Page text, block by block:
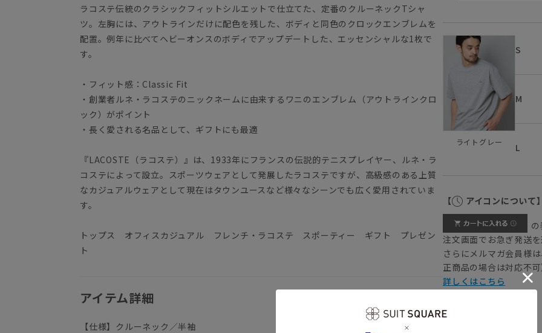
ラコステ伝統のクラシックフィットシルエットで仕立てた、定番のクルーネックTシャ
ツ。左胸には、アウトラインだけに配色を残した、ボディと同色のクロックエンブレムを
配置。例年に比べてヘビーオンスのボディでアップデートした、エッセンシャルな1枚で
す。
・フィット感：Classic Fit
・創業者ルネ・ラコステのニックネームに由来するワニのエンブレム（アウトラインクロ
ック）がポイント
・長く愛される名品として、ギフトにも最適
『LACOSTE（ラコステ）』は、1933年にフランスの伝説的テニスプレイヤー、ルネ・ラ
コステによって設立。スポーツウェアとして発展したラコステですが、高級感のある上質
なカジュアルウェアとして現在はタウンユースなど様々なシーンでも広く愛用されていま
す。
トップス オフィスカジュアル フレンチ・ラコステ スポーティー ギフト プレゼン
ト
アイテム詳細
【仕様】クルーネック／半袖
ライトグレー
S
M
L
【 アイコンについて】
の
注文画面でお急ぎ発送を
さらにメルマガ会員様
正商品の場合は対応不可
詳しくはこちら